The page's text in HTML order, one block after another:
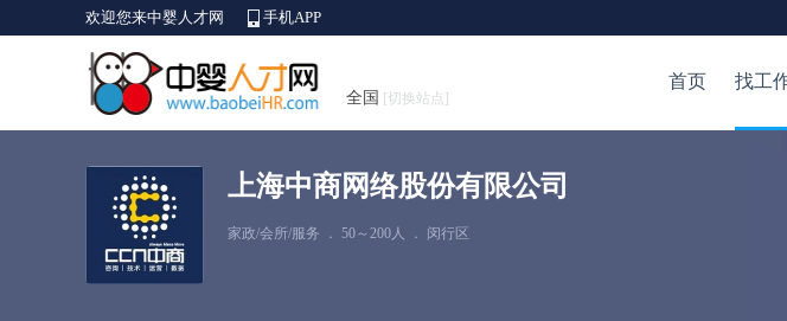
欢迎您来中婴人才网 手机APP
全国 [切换站点]
首页 找工
上海中商网络股份有限公司
家政/会所/服务 ． 50～200人 ． 闵行区